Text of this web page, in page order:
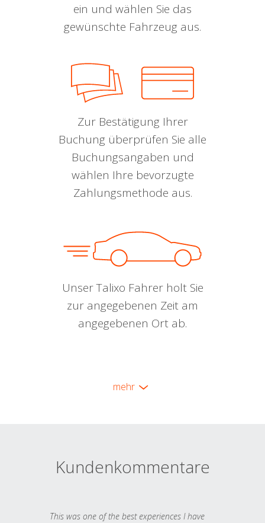
ein und wählen Sie das
gewünschte Fahrzeug aus.
Zur Bestätigung Ihrer
Buchung überprüfen Sie alle
Buchungsangaben und
wählen Ihre bevorzugte
Zahlungsmethode aus.
Unser Talixo Fahrer holt Sie
zur angegebenen Zeit am
angegebenen Ort ab.
mehr
Kundenkommentare
This was one of the best experiences I have